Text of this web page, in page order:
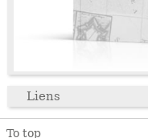
Liens
To top